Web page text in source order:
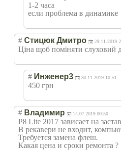
1-2 часа
если проблема в динамике
# Стицюк Дмитро 29.11.2019
Ціна щоб поміняти слуховий
# Инженер3 30.11.2019 10:51
450 грн
# Владимир 14.07.2019 00:50
P8 Lite 2017 зависает на
В рекавери не входит,
Требуется замена флеш.
Какая цена и сроки ремонта ?